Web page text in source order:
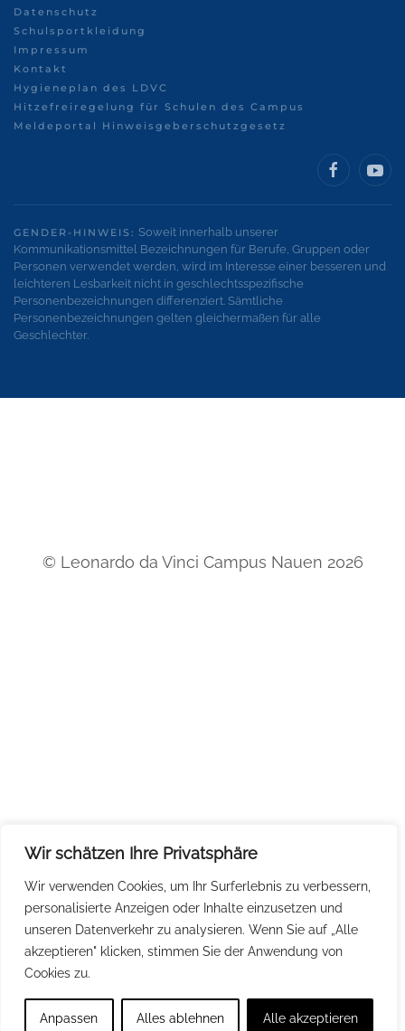
Wir schätzen Ihre Privatsphäre
Wir verwenden Cookies, um Ihr Surferlebnis zu verbessern,
personalisierte Anzeigen oder Inhalte einzusetzen und
unseren Datenverkehr zu analysieren. Wenn Sie auf „Alle
akzeptieren" klicken, stimmen Sie der Anwendung von
Cookies zu.
Anpassen Alles ablehnen Alle akzeptieren
Datenschutz
Schulsportkleidung
Impressum
Kontakt
Hygieneplan des LDVC
Hitzefreiregelung für Schulen des Campus
Meldeportal Hinweisgeberschutzgesetz
GENDER-HINWEIS: Soweit innerhalb unserer
Kommunikationsmittel Bezeichnungen für Berufe, Gruppen oder
Personen verwendet werden, wird im Interesse einer besseren und
leichteren Lesbarkeit nicht in geschlechtsspezifische
Personenbezeichnungen differenziert. Sämtliche
Personenbezeichnungen gelten gleichermaßen für alle
Geschlechter.
© Leonardo da Vinci Campus Nauen 2026